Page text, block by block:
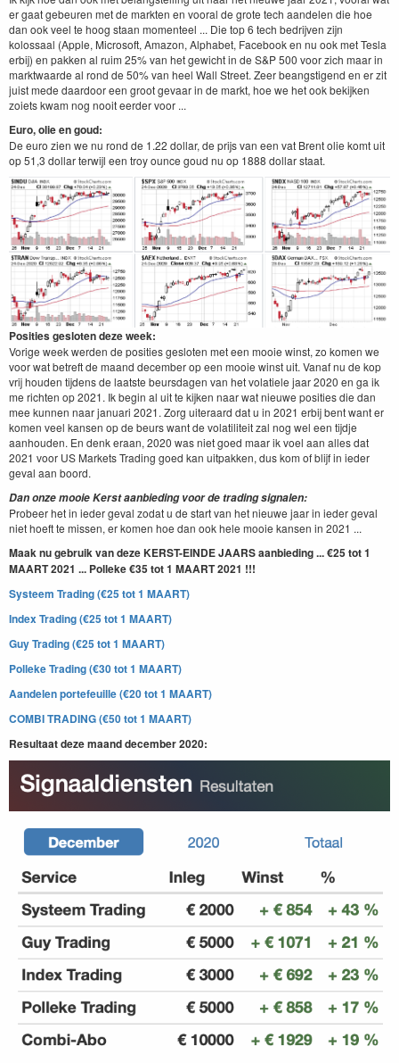
er gaat gebeuren met de markten en vooral de grote tech aandelen die hoe
dan ook veel te hoog staan momenteel ... Die top 6 tech bedrijven zijn
kolossaal (Apple, Microsoft, Amazon, Alphabet, Facebook en nu ook met Tesla
erbij) en pakken al ruim 25% van het gewicht in de S&P 500 voor zich maar in
marktwaarde al rond de 50% van heel Wall Street. Zeer beangstigend en er zit
juist mede daardoor een groot gevaar in de markt, hoe we het ook bekijken
zoiets kwam nog nooit eerder voor ...
Euro, olie en goud:
De euro zien we nu rond de 1.22 dollar, de prijs van een vat Brent olie komt uit
op 51,3 dollar terwijl een troy ounce goud nu op 1888 dollar staat.
Posities gesloten deze week:
Vorige week werden de posities gesloten met een mooie winst, zo komen we
voor wat betreft de maand december op een mooie winst uit. Vanaf nu de kop
vrij houden tijdens de laatste beursdagen van het volatiele jaar 2020 en ga ik
me richten op 2021. Ik begin al uit te kijken naar wat nieuwe posities die dan
mee kunnen naar januari 2021. Zorg uiteraard dat u in 2021 erbij bent want er
komen veel kansen op de beurs want de volatiliteit zal nog wel een tijdje
aanhouden. En denk eraan, 2020 was niet goed maar ik voel aan alles dat
2021 voor US Markets Trading goed kan uitpakken, dus kom of blijf in ieder
geval aan boord.
Dan onze mooie Kerst aanbieding voor de trading signalen:
Probeer het in ieder geval zodat u de start van het nieuwe jaar in ieder geval
niet hoeft te missen, er komen hoe dan ook hele mooie kansen in 2021 ...
Maak nu gebruik van deze KERST-EINDE JAARS aanbieding ... €25 tot 1
MAART 2021 ... Polleke €35 tot 1 MAART 2021 !!!
Systeem Trading (€25 tot 1 MAART)
Index Trading (€25 tot 1 MAART)
Guy Trading (€25 tot 1 MAART)
Polleke Trading (€30 tot 1 MAART)
Aandelen portefeuille (€20 tot 1 MAART)
COMBI TRADING (€50 tot 1 MAART)
Resultaat deze maand december 2020: